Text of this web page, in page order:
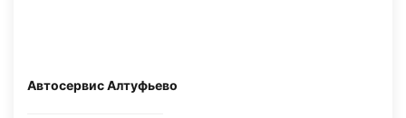
Автосервис Алтуфьево